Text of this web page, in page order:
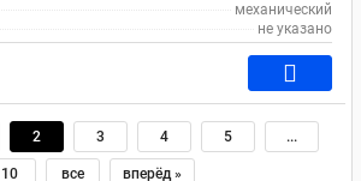
механический
не указано
2 3 4 5 ...
10 все вперёд »